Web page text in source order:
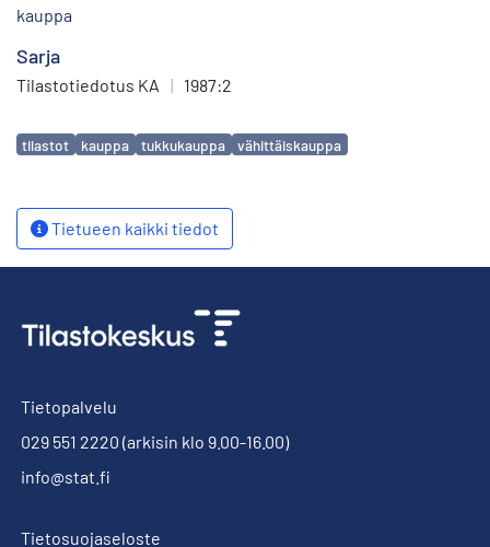
kauppa
Sarja
Tilastotiedotus KA | 1987:2
Avainsanat
tilastot kauppa tukkukauppa vähittäiskauppa
Tietueen kaikki tiedot
Tietopalvelu
029 551 2220 (arkisin klo 9.00-16.00)
info@stat.fi
Tietosuojaseloste